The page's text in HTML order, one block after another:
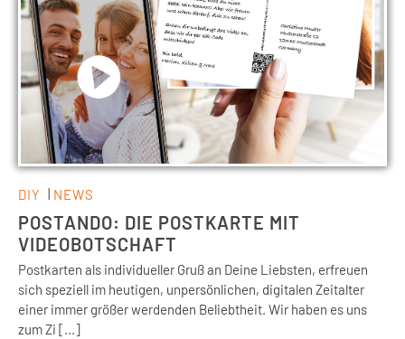
DIY NEWS
POSTANDO: DIE POSTKARTE MIT
VIDEOBOTSCHAFT
Postkarten als individueller Gruß an Deine Liebsten, erfreuen
sich speziell im heutigen, unpersönlichen, digitalen Zeitalter
einer immer größer werdenden Beliebtheit. Wir haben es uns
zum Zi [...]